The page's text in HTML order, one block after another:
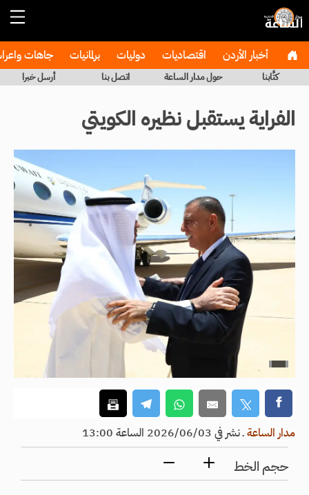
أخبار الأردن اقتصاديات دوليات برلمانيات جاهات
كتَّابنا حول مدار الساعة اتصل بنا أرسل خبرا
الفراية يستقبل نظيره الكويتي
مدار الساعةـنشر في 2026/06/03 الساعة 13:00
حجم الخط